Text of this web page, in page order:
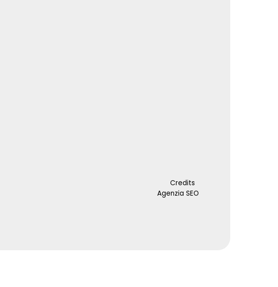
Credits
Agenzia SEO